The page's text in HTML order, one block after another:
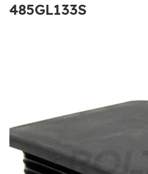
485GL133S